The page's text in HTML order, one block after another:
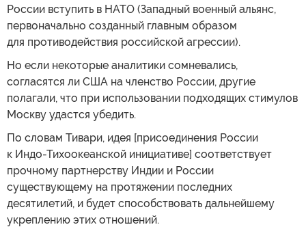
России вступить в НАТО (Западный военный альянс,
первоначально созданный главным образом
для противодействия российской агрессии).
Но если некоторые аналитики сомневались,
согласятся ли США на членство России, другие
полагали, что при использовании подходящих стимулов
Москву удастся убедить.
По словам Тивари, идея [присоединения России
к Индо-Тихоокеанской инициативе] соответствует
прочному партнерству Индии и России
существующему на протяжении последних
десятилетий, и будет способствовать дальнейшему
укреплению этих отношений.